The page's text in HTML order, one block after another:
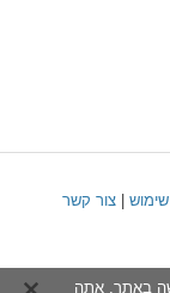
צור קשר
באתר, אתה